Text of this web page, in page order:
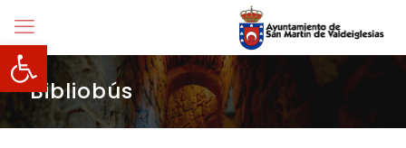
Abrir barra de herramientas
Bibliobús